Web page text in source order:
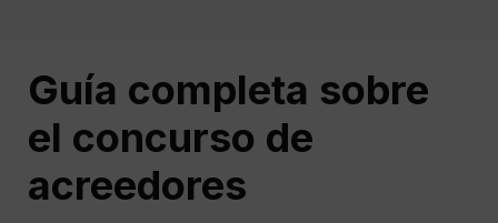
Guía completa sobre
el concurso de
acreedores